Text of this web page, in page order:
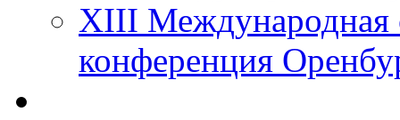
XIII Международная
конференция